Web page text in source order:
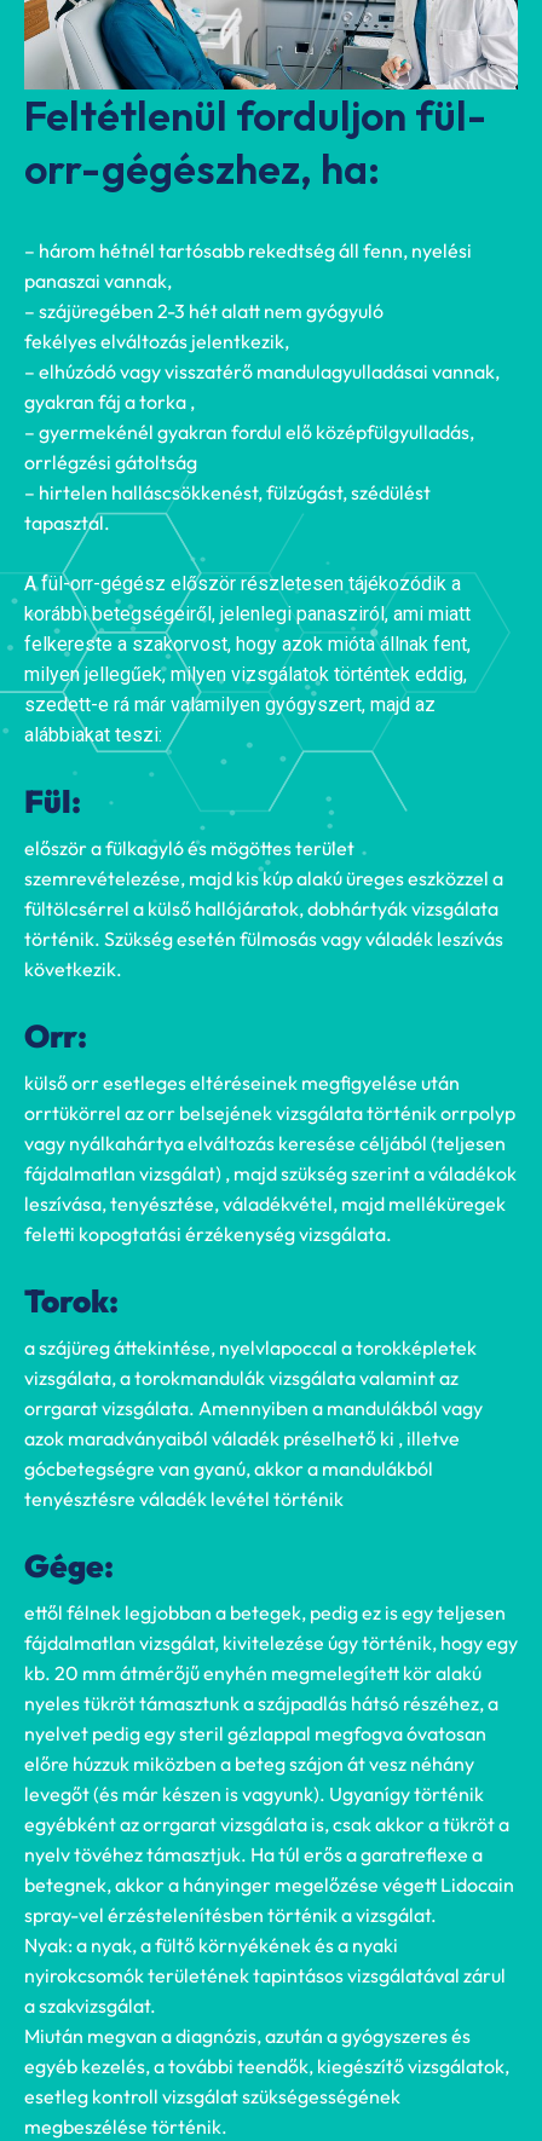
Feltétlenül forduljon fül-
orr-gégészhez, ha:
– három hétnél tartósabb rekedtség áll fenn, nyelési
panaszai vannak,
– szájüregében 2-3 hét alatt nem gyógyuló
fekélyes elváltozás jelentkezik,
– elhúzódó vagy visszatérő mandulagyulladásai vannak,
gyakran fáj a torka ,
– gyermekénél gyakran fordul elő középfülgyulladás,
orrlégzési gátoltság
– hirtelen halláscsökkenést, fülzúgást, szédülést
tapasztal.
A fül-orr-gégész először részletesen tájékozódik a
korábbi betegségeiről, jelenlegi panasziról, ami miatt
felkereste a szakorvost, hogy azok mióta állnak fent,
milyen jellegűek, milyen vizsgálatok történtek eddig,
szedett-e rá már valamilyen gyógyszert, majd az
alábbiakat teszi:
Fül:
először a fülkagyló és mögöttes terület
szemrevételezése, majd kis kúp alakú üreges eszközzel a
fültölcsérrel a külső hallójáratok, dobhártyák vizsgálata
történik. Szükség esetén fülmosás vagy váladék leszívás
következik.
Orr:
külső orr esetleges eltéréseinek megfigyelése után
orrtükörrel az orr belsejének vizsgálata történik orrpolyp
vagy nyálkahártya elváltozás keresése céljából (teljesen
fájdalmatlan vizsgálat) , majd szükség szerint a váladékok
leszívása, tenyésztése, váladékvétel, majd melléküregek
feletti kopogtatási érzékenység vizsgálata.
Torok:
a szájüreg áttekintése, nyelvlapoccal a torokképletek
vizsgálata, a torokmandulák vizsgálata valamint az
orrgarat vizsgálata. Amennyiben a mandulákból vagy
azok maradványaiból váladék préselhető ki , illetve
gócbetegségre van gyanú, akkor a mandulákból
tenyésztésre váladék levétel történik
Gége:
ettől félnek legjobban a betegek, pedig ez is egy teljesen
fájdalmatlan vizsgálat, kivitelezése úgy történik, hogy egy
kb. 20 mm átmérőjű enyhén megmelegített kör alakú
nyeles tükröt támasztunk a szájpadlás hátsó részéhez, a
nyelvet pedig egy steril gézlappal megfogva óvatosan
előre húzzuk miközben a beteg szájon át vesz néhány
levegőt (és már készen is vagyunk). Ugyanígy történik
egyébként az orrgarat vizsgálata is, csak akkor a tükröt a
nyelv tövéhez támasztjuk. Ha túl erős a garatreflexe a
betegnek, akkor a hányinger megelőzése végett Lidocain
spray-vel érzéstelenítésben történik a vizsgálat.
Nyak: a nyak, a fültő környékének és a nyaki
nyirokcsomók területének tapintásos vizsgálatával zárul
a szakvizsgálat.
Miután megvan a diagnózis, azután a gyógyszeres és
egyéb kezelés, a további teendők, kiegészítő vizsgálatok,
esetleg kontroll vizsgálat szükségességének
megbeszélése történik.